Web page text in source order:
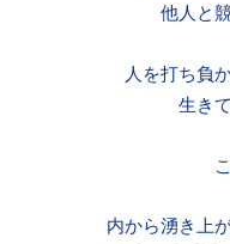
他人と
人を打ち負
生き
内から湧き上